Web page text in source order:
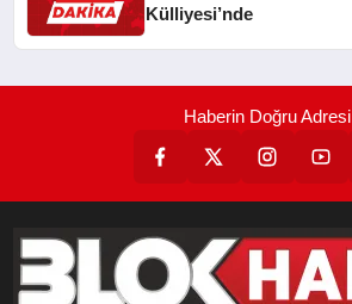
Külliyesi’nde
Haberin Doğru Adresi